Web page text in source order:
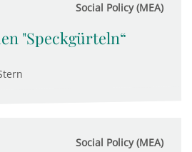
Social Policy (MEA)
"Speckgürteln“
Social Policy (MEA)